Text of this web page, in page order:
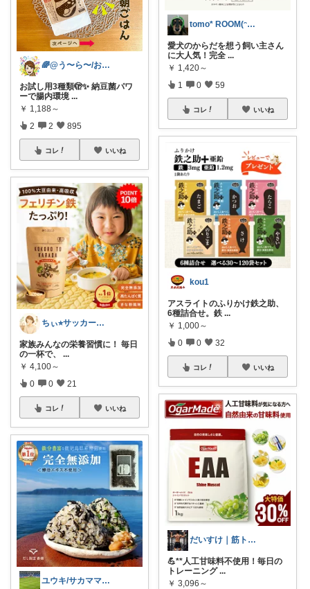
🌈@う〜ら〜/お得✨美味しい✨素敵✨
お試し用3種類🫣✨ 納豆菌パワ
ーで腸内環境 ...
￥ 1,188～
2 2 895
コレ いいね
ちぃ⭐︎サッカー少年3兄弟ママ
家族みんなの栄養習慣に！ 毎日
の一杯で、
...
￥ 4,100～
0 0 21
コレ いいね
ユウキ/サカママ応援&パパ指導者応援
tomo* ROOM(ᵔᴥᵔ)♪
愛犬のからだを想う飼い主さん
に大人気！完全 ...
￥ 1,420～
1 0 59
コレ いいね
kou1
アスライトのふりかけ鉄之助、
6種詰合せ。鉄 ...
￥ 1,000～
0 0 32
コレ いいね
だいすけ｜筋トレ×健康食✕バイクROOM
💪**人工甘味料不使用！毎日の
トレーニング ...
￥ 3,096～